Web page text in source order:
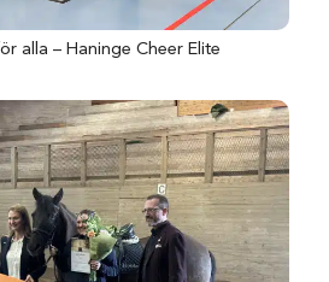
alla – Haninge Cheer Elite